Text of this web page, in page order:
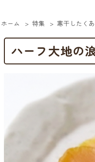
ホーム > 特集 > 寒干したく
ハーフ大地の